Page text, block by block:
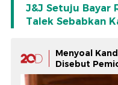
J&J Setuju Bayar
Talek Sebabkan
Menyoal
Disebut